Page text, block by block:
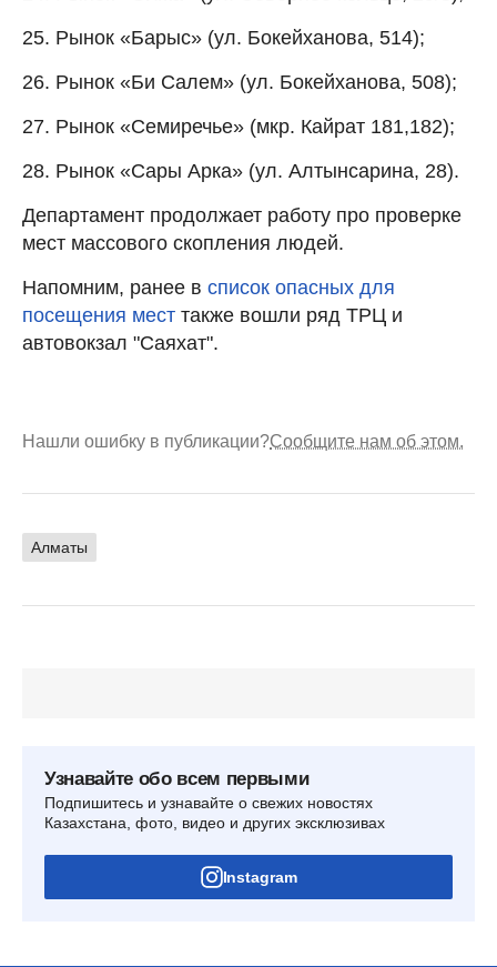
25. Рынок «Барыс» (ул. Бокейханова, 514);
26. Рынок «Би Салем» (ул. Бокейханова, 508);
27. Рынок «Семиречье» (мкр. Кайрат 181,182);
28. Рынок «Сары Арка» (ул. Алтынсарина, 28).
Департамент продолжает работу про проверке
мест массового скопления людей.
Напомним, ранее в список опасных для
посещения мест также вошли ряд ТРЦ и
автовокзал "Саяхат".
Нашли ошибку в публикации?Сообщите нам об этом.
Алматы
Узнавайте обо всем первыми
Подпишитесь и узнавайте о свежих новостях
Казахстана, фото, видео и других эксклюзивах
Instagram